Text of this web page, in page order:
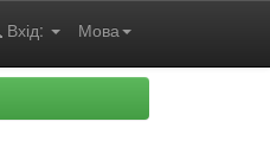
Мова
Вхід: